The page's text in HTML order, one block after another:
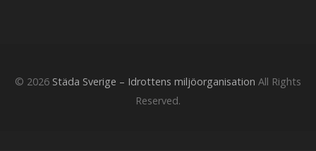
© 2026 Städa Sverige – Idrottens miljöorganisation All Rights
Reserved.